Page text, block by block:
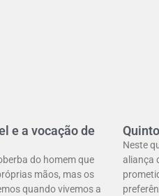
e a vocação de
do homem que
mãos, mas os
quando vivemos a
Neste
aliança